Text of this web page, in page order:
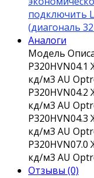
подключить
(диагональ
Аналоги
Модель
P320HVN04.1
кд/м3 AU
P320HVN04.2
кд/м3 AU
P320HVN04.3
кд/м3 AU
P320HVN07.0
кд/м3 AU
Отзывы (0)